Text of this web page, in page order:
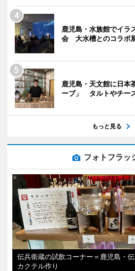
鹿児島・水族館でイラ
会 大水槽とのコラボ
鹿児島・天文館に日本
ーブ」 タルトやチー
もっと見る
フォトフラッ
伝兵衛蔵の試飲コーナー＝鹿児島・
カクテル作り